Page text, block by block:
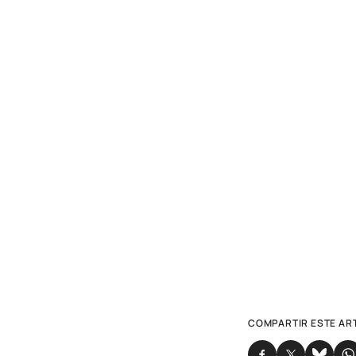
COMPARTIR ESTE